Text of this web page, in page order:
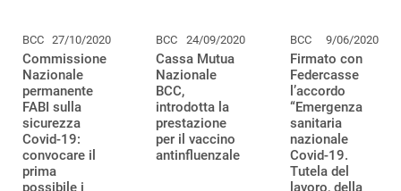
BCC 27/10/2020
Commissione
Nazionale
permanente
FABI sulla
sicurezza
Covid-19:
convocare il
prima
BCC 24/09/2020
Cassa Mutua
Nazionale
BCC,
introdotta la
prestazione
per il vaccino
antinfluenzale
BCC 9/06/2020
Firmato con
Federcasse
l’accordo
“Emergenza
sanitaria
nazionale
Covid-19.
Tutela del